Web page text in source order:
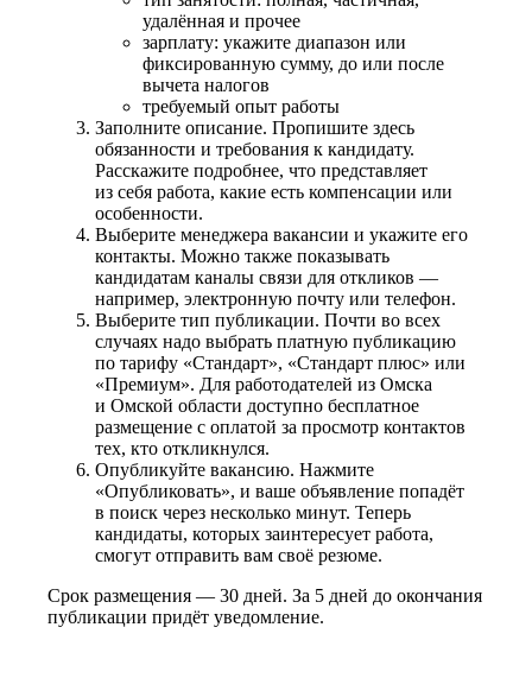
удалённая и прочее
зарплату: укажите диапазон или
фиксированную сумму, до или после
вычета налогов
требуемый опыт работы
Заполните описание. Пропишите здесь
обязанности и требования к кандидату.
Расскажите подробнее, что представляет
из себя работа, какие есть компенсации или
особенности.
Выберите менеджера вакансии и укажите его
контакты. Можно также показывать
кандидатам каналы связи для откликов —
например, электронную почту или телефон.
Выберите тип публикации. Почти во всех
случаях надо выбрать платную публикацию
по тарифу «Стандарт», «Стандарт плюс» или
«Премиум». Для работодателей из Омска
и Омской области доступно бесплатное
размещение с оплатой за просмотр контактов
тех, кто откликнулся.
Опубликуйте вакансию. Нажмите
«Опубликовать», и ваше объявление попадёт
в поиск через несколько минут. Теперь
кандидаты, которых заинтересует работа,
смогут отправить вам своё резюме.
Срок размещения — 30 дней. За 5 дней до окончания
публикации придёт уведомление.